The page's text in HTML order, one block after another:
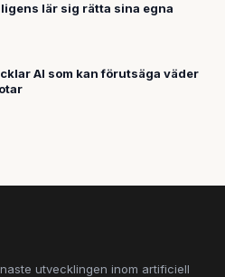
lär sig rätta sina egna
AI som kan förutsäga väder
utvecklingen inom artificiell